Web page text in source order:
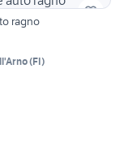
ragno
(FI)